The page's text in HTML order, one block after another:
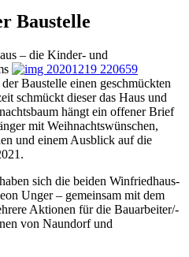
Baustelle
– die Kinder- und
Baustelle einen geschmückten
schmückt dieser das Haus und
hängt ein offener Brief
mit Weihnachtswünschen,
und einem Ausblick auf die
sich die beiden Winfriedhaus-
Unger – gemeinsam mit dem
Aktionen für die Bauarbeiter/-
von Naundorf und